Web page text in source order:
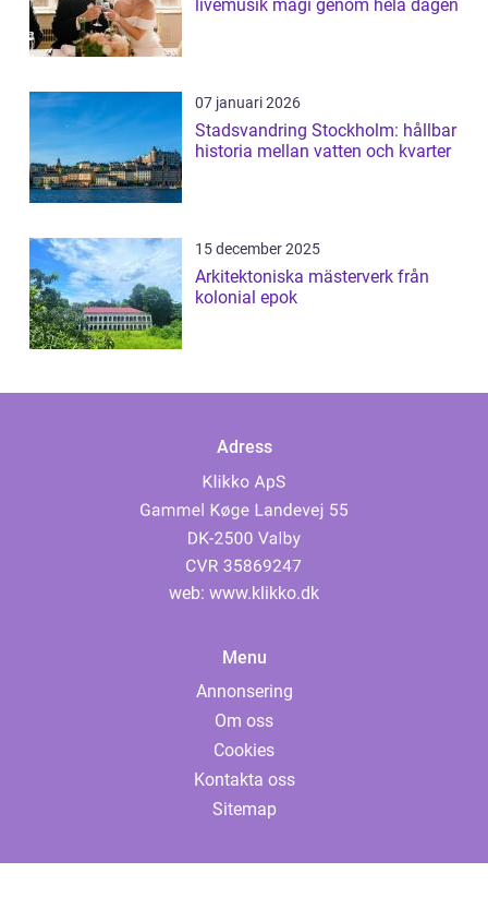
livemusik magi genom hela dagen
07 januari 2026
Stadsvandring Stockholm: hållbar
historia mellan vatten och kvarter
15 december 2025
Arkitektoniska mästerverk från
kolonial epok
Adress
web: www.klikko.dk
Menu
Annonsering
Om oss
Cookies
Kontakta oss
Sitemap